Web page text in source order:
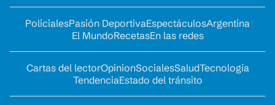
PolicialesPasión DeportivaEspectáculosArgentina
El MundoRecetasEn las redes
Cartas del lectorOpinionSocialesSaludTecnología
TendenciaEstado del tránsito